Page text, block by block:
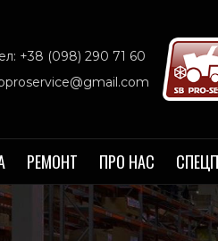
+38 (098) 290 71 60‬
РЕМОНТ ПРО НАС